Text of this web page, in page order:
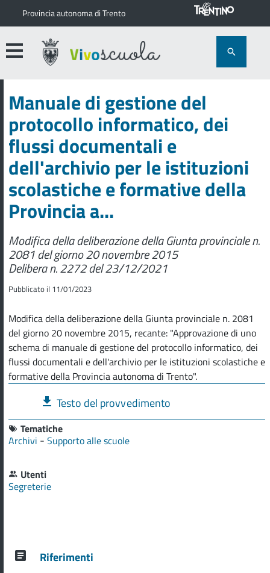
Provincia autonoma di Trento
Manuale di gestione del
protocollo informatico, dei
flussi documentali e
dell'archivio per le istituzioni
scolastiche e formative della
Provincia a...
Modifica della deliberazione della Giunta provinciale n.
2081 del giorno 20 novembre 2015
Delibera n. 2272 del 23/12/2021
Pubblicato il 11/01/2023
Modifica della deliberazione della Giunta provinciale n. 2081
del giorno 20 novembre 2015, recante: "Approvazione di uno
schema di manuale di gestione del protocollo informatico, dei
flussi documentali e dell'archivio per le istituzioni scolastiche e
formative della Provincia autonoma di Trento".
Testo del provvedimento
Tematiche
Archivi - Supporto alle scuole
Utenti
Segreterie
Riferimenti